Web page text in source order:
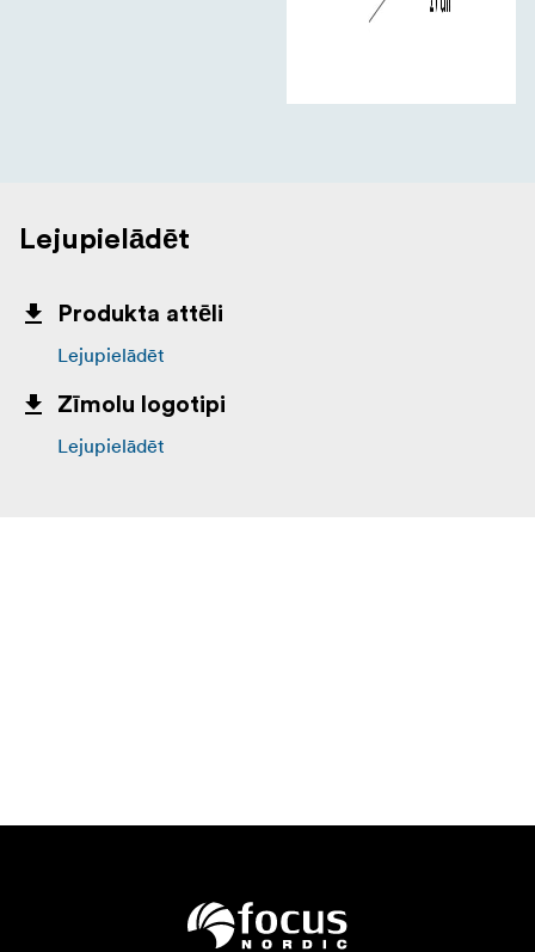
Lejupielādēt
Produkta attēli
Lejupielādēt
Zīmolu logotipi
Lejupielādēt